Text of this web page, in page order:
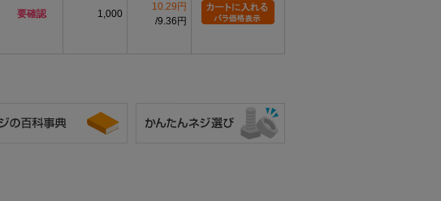
要確認 1,000
10.29円
9.36円